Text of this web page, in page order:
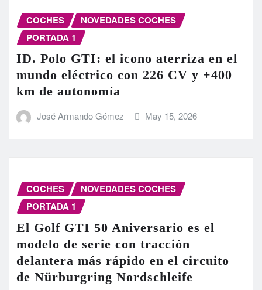
COCHES
NOVEDADES COCHES
PORTADA 1
ID. Polo GTI: el icono aterriza en el
mundo eléctrico con 226 CV y +400
km de autonomía
José Armando Gómez May 15, 2026
COCHES
NOVEDADES COCHES
PORTADA 1
El Golf GTI 50 Aniversario es el
modelo de serie con tracción
delantera más rápido en el circuito
de Nürburgring Nordschleife